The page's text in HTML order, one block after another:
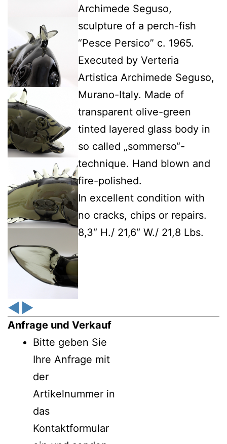
Archimede Seguso,
sculpture of a perch-fish
“Pesce Persico” c. 1965.
Executed by Verteria
Artistica Archimede Seguso,
Murano-Italy. Made of
transparent olive-green
tinted layered glass body in
so called „sommerso“-
technique. Hand blown and
fire-polished.
In excellent condition with
no cracks, chips or repairs.
8,3″ H./ 21,6″ W./ 21,8 Lbs.
◀ ▶
Anfrage und Verkauf
Bitte geben Sie
Ihre Anfrage mit
der
Artikelnummer in
das
Kontaktformular